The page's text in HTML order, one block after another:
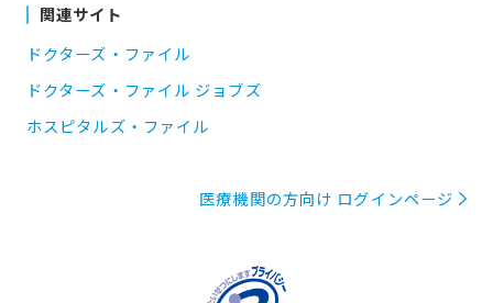
関連サイト
ドクターズ・ファイル
ドクターズ・ファイル ジョブズ
ホスピタルズ・ファイル
医療機関の方向け ログインページ